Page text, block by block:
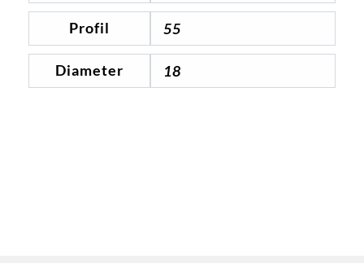
Profil 55
Diameter 18